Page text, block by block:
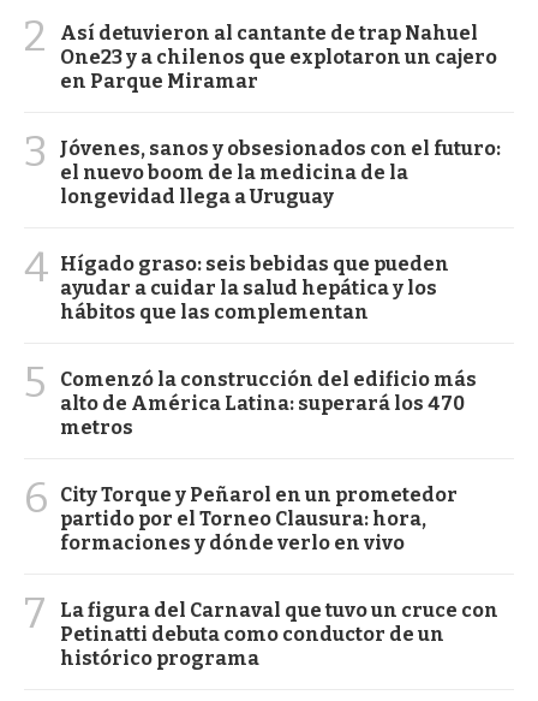
2
Así detuvieron al cantante de trap Nahuel
One23 y a chilenos que explotaron un cajero
en Parque Miramar
3
Jóvenes, sanos y obsesionados con el futuro:
el nuevo boom de la medicina de la
longevidad llega a Uruguay
4 Hígado graso: seis bebidas que pueden
ayudar a cuidar la salud hepática y los
hábitos que las complementan
5
Comenzó la construcción del edificio más
alto de América Latina: superará los 470
metros
6
City Torque y Peñarol en un prometedor
partido por el Torneo Clausura: hora,
formaciones y dónde verlo en vivo
7
La figura del Carnaval que tuvo un cruce con
Petinatti debuta como conductor de un
histórico programa